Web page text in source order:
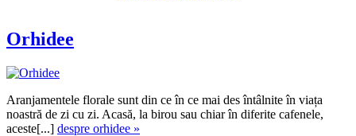
Orhidee
Aranjamentele florale sunt din ce în ce mai des întâlnite în viața
noastră de zi cu zi. Acasă, la birou sau chiar în diferite cafenele,
aceste[...] despre orhidee »